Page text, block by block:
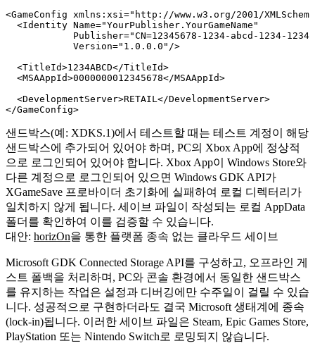
<GameConfig xmlns:xsi="http://www.w3.org/2001/
  <Identity Name="YourPublisher.YourGameName"
Publisher="CN=12345678-1234-abcd-1234-
            Version="1.0.0.0"/>
  <TitleId>1234ABCD</TitleId>
  <MSAAppId>0000000012345678</MSAAppId>
  <DevelopmentServer>RETAIL</DevelopmentServer>
샌드박스(예: XDKS.1)에서 테스트할 때는 테스트 계정이 해당
샌드박스에 추가되어 있어야 하며, PC의 Xbox App에 정상적
으로 로그인되어 있어야 합니다. Xbox App이 Windows Store와
다른 계정으로 로그인되어 있으면 Windows GDK API가
XGameSave 프로바이더 초기화에 실패하여 로컬 디렉터리가
일치하지 않게 됩니다. 세이브 파일이 작성되는 로컬 AppData
폴더를 확인하여 이를 검증할 수 있습니다.
대안: horizOn을 통한 플랫폼 종속 없는 클라우드 세이브
Microsoft GDK Connected Storage API를 구성하고, 오프라인 게
스트 폴백을 처리하며, PC와 콘솔 환경에서 동일한 샌드박스
를 유지하는 작업은 설정과 디버깅에만 수주일이 걸릴 수 있습
니다. 성공적으로 구현하더라도 결국 Microsoft 생태계에 종속
(lock-in)됩니다. 이러한 세이브 파일은 Steam, Epic Games Store,
PlayStation 또는 Nintendo Switch로 로밍되지 않습니다.